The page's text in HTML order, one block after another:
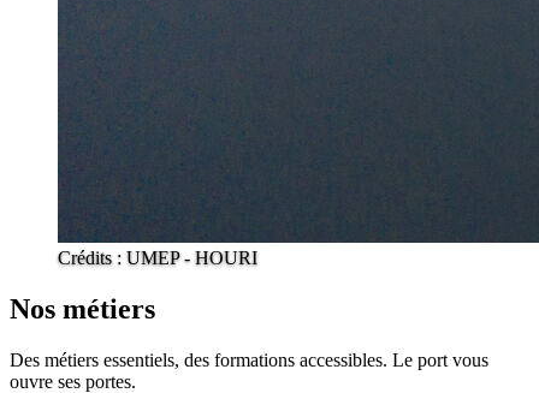
Crédits : UMEP - HOURI
Nos métiers
Des métiers essentiels, des formations accessibles. Le port vous
ouvre ses portes.